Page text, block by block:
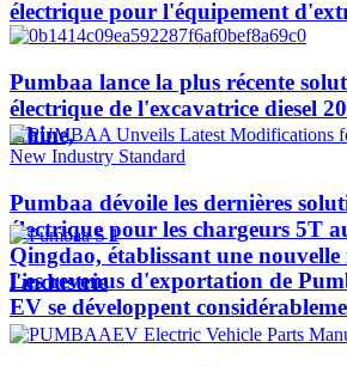
électrique pour l'équipement
Pumbaa lance la plus récente
électrique de l'excavatrice diesel
Chine,
Pumbaa dévoile les dernières
électrique pour les chargeurs 5T
Qingdao, établissant une nouvelle
l'industrie
Les revenus d'exportation de
EV se développent